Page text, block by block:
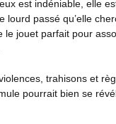
est indéniable, elle
lourd passé qu’elle
le jouet parfait pour
trahisons et
pourrait bien se